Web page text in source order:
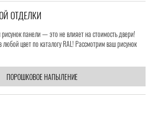
ОТДЕЛКИ
панели — это не влияет на стоимость двери!
цвет по каталогу RAL! Рассмотрим ваш рисунок
ПОРОШКОВОЕ НАПЫЛЕНИЕ